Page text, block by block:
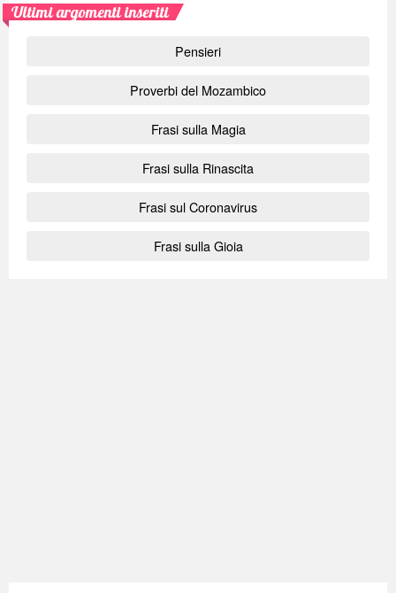
Ultimi argomenti inseriti
Pensieri
Proverbi del Mozambico
Frasi sulla Magia
Frasi sulla Rinascita
Frasi sul Coronavirus
Frasi sulla Gioia